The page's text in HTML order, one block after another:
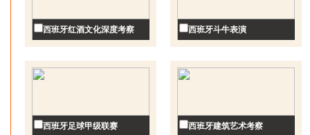
西班牙红酒文化深度考察 西班牙斗牛表演
西班牙足球甲级联赛 西班牙建筑艺术考察